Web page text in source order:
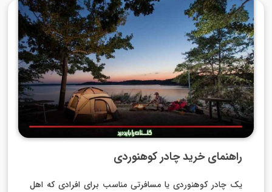
راهنمای خرید چادر کوهنوردی
یک چادر کوهنوردی یا مسافرتی مناسب برای افرادی که اهل